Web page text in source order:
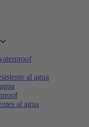
al agua
al agua